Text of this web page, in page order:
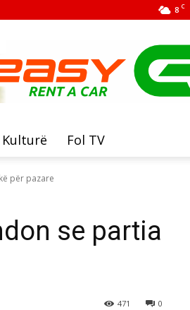
8 C
Kulturë Fol TV
për pazare
se partia
0
471